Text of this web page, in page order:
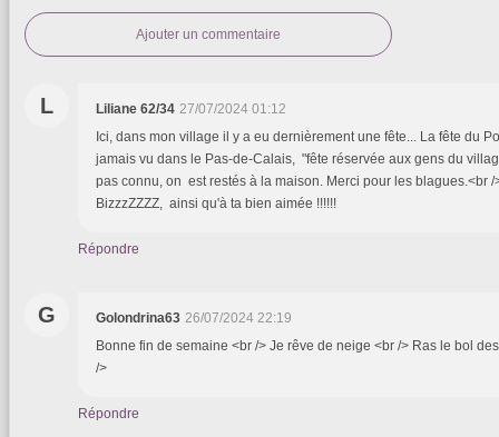
Ajouter un commentaire
L Liliane 62/34 27/07/2024 01:12
Ici, dans mon village il y a eu dernièrement une fête... La fête du
jamais vu dans le Pas-de-Calais, "fête réservée aux gens du
pas connu, on est restés à la maison. Merci pour les blagues.<br
BizzzZZZZ, ainsi qu'à ta bien aimée !!!!!!
Répondre
G Golondrina63 26/07/2024 22:19
Bonne fin de semaine <br /> Je rêve de neige <br /> Ras le bol
/>
Répondre